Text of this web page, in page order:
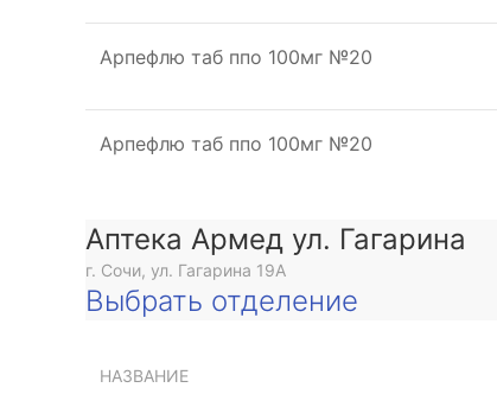
Арпефлю таб ппо 100мг №20
Арпефлю таб ппо 100мг №20
Аптека Армед ул. Гагарина
г. Сочи, ул. Гагарина 19А
Выбрать отделение
НАЗВАНИЕ